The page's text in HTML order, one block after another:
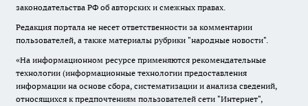
законодательства РФ об авторских и смежных правах.
Редакция портала не несет ответственности за комментарии
пользователей, а также материалы рубрики "народные новости".
«На информационном ресурсе применяются рекомендательные
технологии (информационные технологии предоставления
информации на основе сбора, систематизации и анализа сведений,
относящихся к предпочтениям пользователей сети "Интернет",